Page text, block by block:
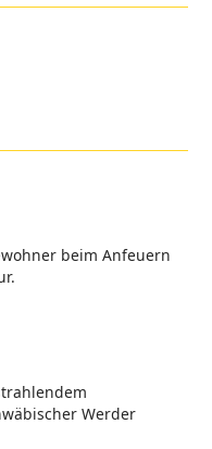
beim Anfeuern
Werder